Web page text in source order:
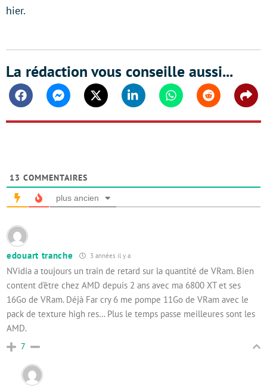
hier.
La rédaction vous conseille aussi...
FacebookMessengerTwitter Linkedin WhatsappReddit
13 COMMENTAIRES
plus ancien
edouart tranche 3 années il y a
NVidia a toujours un train de retard sur la quantité de VRam. Bien
content d’être chez AMD depuis 2 ans avec ma 6800 XT et ses
16Go de VRam. Déjà Far cry 6 me pompe 11Go de VRam avec le
pack de texture high res… Plus le temps passe meilleures sont les
AMD.
7